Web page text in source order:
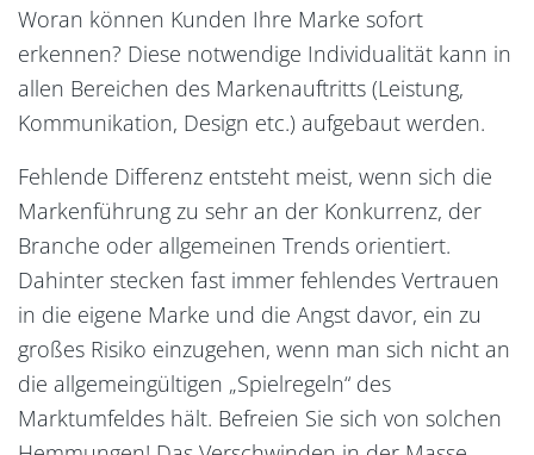
Woran können Kunden Ihre Marke sofort
erkennen? Diese notwendige Individualität kann in
allen Bereichen des Markenauftritts (Leistung,
Kommunikation, Design etc.) aufgebaut werden.
Fehlende Differenz entsteht meist, wenn sich die
Markenführung zu sehr an der Konkurrenz, der
Branche oder allgemeinen Trends orientiert.
Dahinter stecken fast immer fehlendes Vertrauen
in die eigene Marke und die Angst davor, ein zu
großes Risiko einzugehen, wenn man sich nicht an
die allgemeingültigen „Spielregeln“ des
Marktumfeldes hält. Befreien Sie sich von solchen